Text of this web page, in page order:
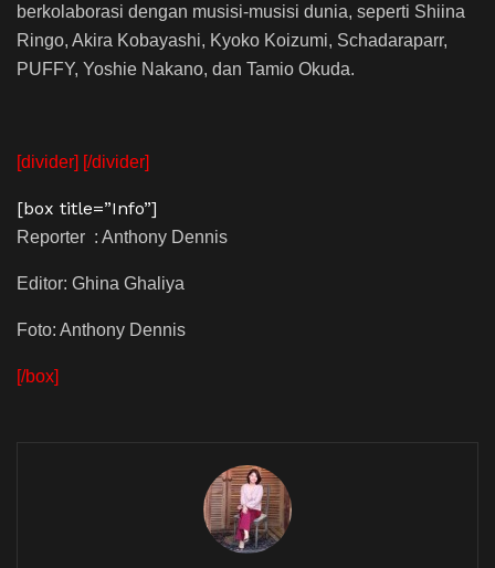
berkolaborasi dengan musisi-musisi dunia, seperti Shiina
Ringo, Akira Kobayashi, Kyoko Koizumi, Schadaraparr,
PUFFY, Yoshie Nakano, dan Tamio Okuda.
[divider] [/divider]
[box title=”Info”]
Reporter : Anthony Dennis
Editor: Ghina Ghaliya
Foto: Anthony Dennis
[/box]